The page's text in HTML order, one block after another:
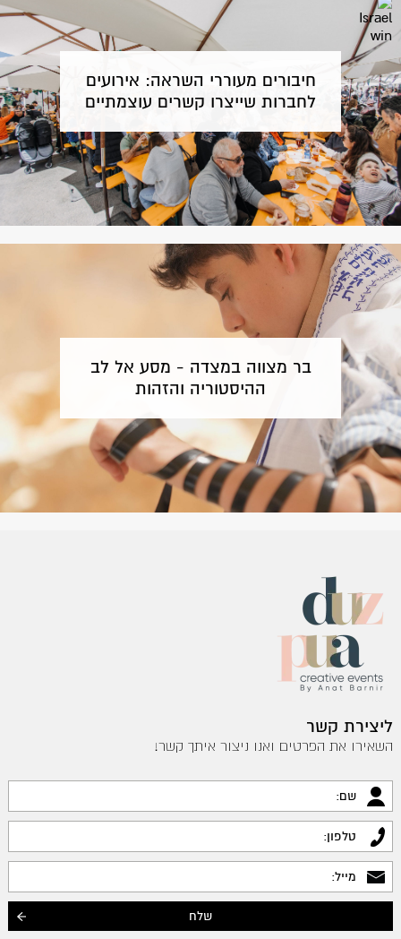
חיבורים מעוררי השראה: אירועים
לחברות שייצרו קשרים עוצמתיים
בר מצווה במצדה - מסע אל לב
ההיסטוריה והזהות
ליצירת קשר
השאירו את הפרטים ואנו ניצור איתך קשר!